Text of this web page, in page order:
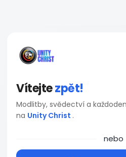
Vítejtezpět!
Modlitby, svědectví a
na Unity Christ .
nebo